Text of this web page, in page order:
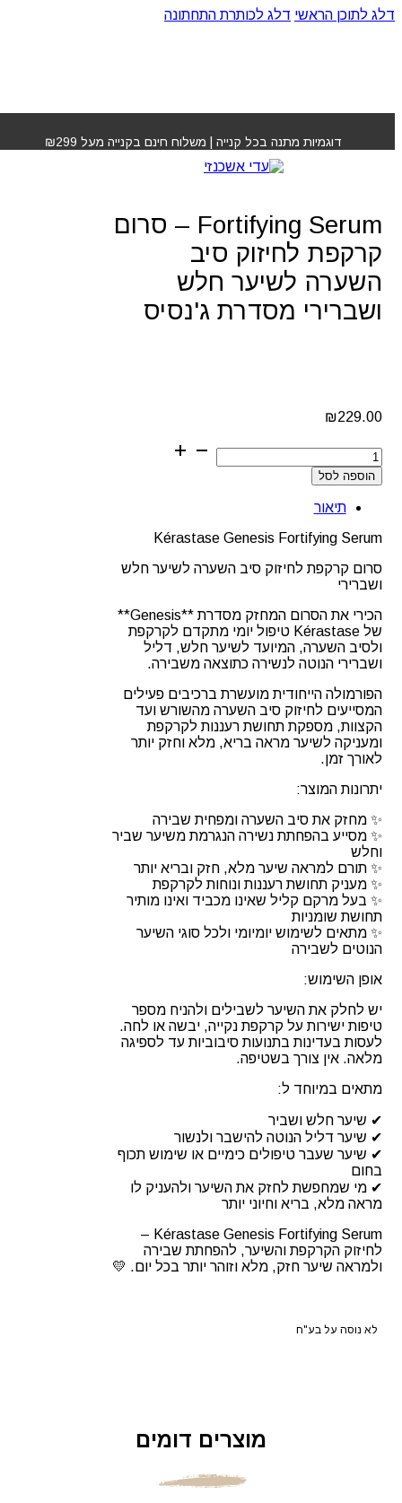
דלג לתוכן הראשי דלג לכותרת התחתונה
דוגמיות מתנה בכל קנייה | משלוח חינם בקנייה מעל ₪299
– סרום קרקפת לחיזוק סיב השערה לשיער חלש ושברירי
מסדרת ג'נסיס
Fortifying Serum – סרום
קרקפת לחיזוק סיב
השערה לשיער חלש
ושברירי מסדרת ג'נסיס
₪229.00
כמות
של
Kérastase
Fortifying
-
קרקפת
לחיזוק
סיב
השערה
לשיער
חלש
ושברירי
מסדרת
ג'נסיס
הוספה לסל
תיאור
Kérastase Genesis Fortifying Serum
סרום קרקפת לחיזוק סיב השערה לשיער חלש
ושברירי
הכירי את הסרום המחזק מסדרת **Genesis**
של Kérastase טיפול יומי מתקדם לקרקפת
ולסיב השערה, המיועד לשיער חלש, דליל
ושברירי הנוטה לנשירה כתוצאה משבירה.
הפורמולה הייחודית מועשרת ברכיבים פעילים
המסייעים לחיזוק סיב השערה מהשורש ועד
הקצוות, מספקת תחושת רעננות לקרקפת
ומעניקה לשיער מראה בריא, מלא וחזק יותר
לאורך זמן.
יתרונות המוצר:
✨ מחזק את סיב השערה ומפחית שבירה
✨ מסייע בהפחתת נשירה הנגרמת משיער שביר
וחלש
✨ תורם למראה שיער מלא, חזק ובריא יותר
✨ מעניק תחושת רעננות ונוחות לקרקפת
✨ בעל מרקם קליל שאינו מכביד ואינו מותיר
תחושת שומניות
✨ מתאים לשימוש יומיומי ולכל סוגי השיער
הנוטים לשבירה
אופן השימוש:
יש לחלק את השיער לשבילים ולהניח מספר
טיפות ישירות על קרקפת נקייה, יבשה או לחה.
לעסות בעדינות בתנועות סיבוביות עד לספיגה
מלאה. אין צורך בשטיפה.
מתאים במיוחד ל:
✔ שיער חלש ושביר
✔ שיער דליל הנוטה להישבר ולנשור
✔ שיער שעבר טיפולים כימיים או שימוש תכוף
בחום
✔ מי שמחפשת לחזק את השיער ולהעניק לו
מראה מלא, בריא וחיוני יותר
Kérastase Genesis Fortifying Serum –
לחיזוק הקרקפת והשיער, להפחתת שבירה
ולמראה שיער חזק, מלא וזוהר יותר בכל יום. 💛
לא נוסה על בע"ח
מוצרים דומים